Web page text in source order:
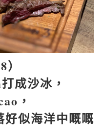
）
打成沙冰，
，
好似海洋中嘅嘅